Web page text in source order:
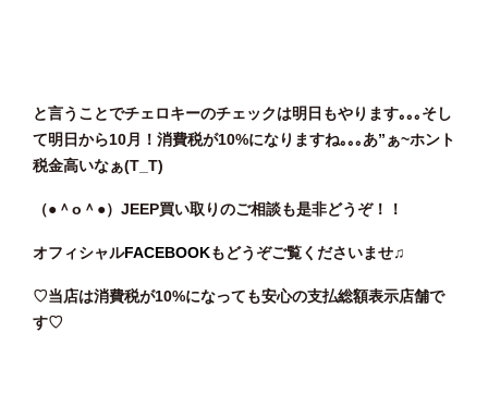
と言うことでチェロキーのチェックは明日もやります｡｡｡そし
て明日から10月！消費税が10%になりますね｡｡｡あ”ぁ~ホント
税金高いなぁ(T_T)
（●＾o ＾●）JEEP買い取りのご相談も是非どうぞ！！
オフィシャルFACEBOOKもどうぞご覧くださいませ♫
♡当店は消費税が10%になっても安心の支払総額表示店舗で
す♡